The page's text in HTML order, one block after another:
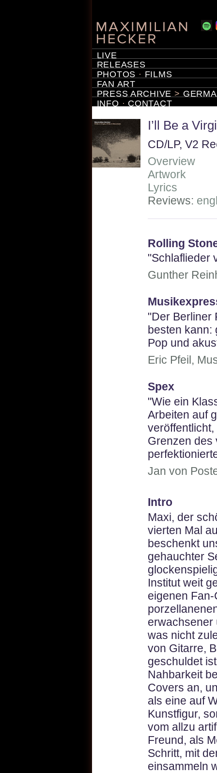
LIVE
RELEASES
PHOTOS · FILMS
FAN ART
PRESS ARCHIVE >
INFO · CONTACT
I’ll Be a
CD/LP, V2
Overview
Artwork
Lyrics
Reviews:
Rolling
"Schlaflieder
Gunther
"Der Berliner
besten kann:
Pop und
Eric Pfeil,
Spex
"Wie ein
Arbeiten auf
Grenzen des
Jan von
Intro
Maxi, der
vierten Mal
beschenkt
gehauchter
Institut weit
eigenen
erwachsener
was nicht
von Gitarre,
geschuldet
Nahbarkeit
Covers an,
als eine auf
Kunstfigur,
vom allzu
Freund, als
Schritt, mit
einsammeln